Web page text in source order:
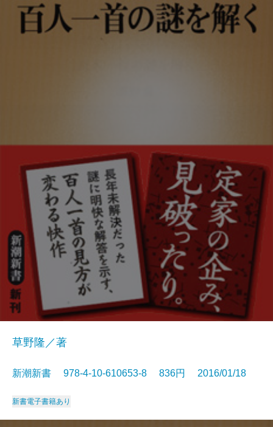
草野隆／著
新潮新書 978-4-10-610653-8 836円 2016/01/18
新書電子書籍あり